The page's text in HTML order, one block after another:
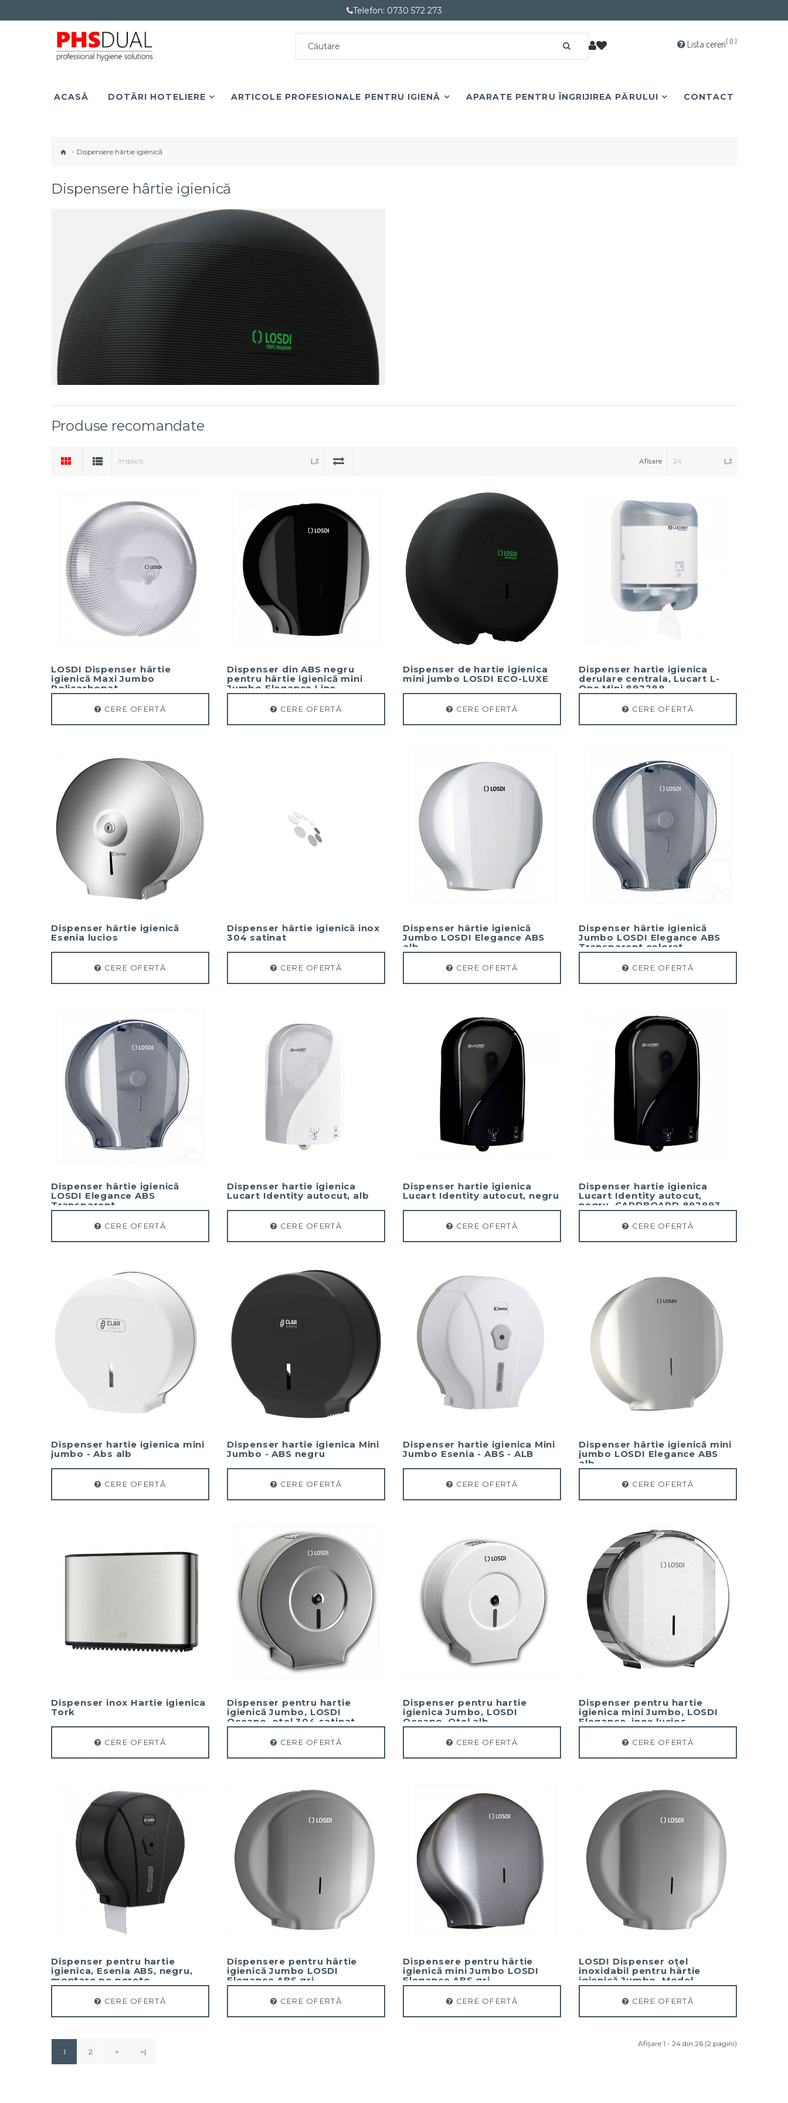
Telefon: 0730 572 273
Lista cereri( 0 )
ACASĂ DOTĂRI HOTELIERE ARTICOLE PROFESIONALE PENTRU IGIENĂ APARATE PENTRU ÎNGRIJIREA PĂRULUI CONTACT
Dispensere hârtie igienică
Dispensere hârtie igienică
Produse recomandate
Implicit Afisare 24
LOSDI Dispenser hârtie
igienică Maxi Jumbo
Policarbonat
CERE OFERTĂ
Dispenser din ABS negru
pentru hârtie igienică mini
Jumbo Elegance Line
CERE OFERTĂ
Dispenser de hartie igienica
mini jumbo LOSDI ECO-LUXE
CERE OFERTĂ
Dispenser hartie igienica
derulare centrala, Lucart L-
One Mini 892288
CERE OFERTĂ
Dispenser hârtie igienică
Esenia lucios
CERE OFERTĂ
Dispenser hârtie igienică inox
304 satinat
CERE OFERTĂ
Dispenser hârtie igienică
Jumbo LOSDI Elegance ABS
alb
CERE OFERTĂ
Dispenser hârtie igienică
Jumbo LOSDI Elegance ABS
Transparent colorat
CERE OFERTĂ
Dispenser hârtie igienică
LOSDI Elegance ABS
Transparent
CERE OFERTĂ
Dispenser hartie igienica
Lucart Identity autocut, alb
CERE OFERTĂ
Dispenser hartie igienica
Lucart Identity autocut, negru
CERE OFERTĂ
Dispenser hartie igienica
Lucart Identity autocut,
negru, CARDBOARD 892993
CERE OFERTĂ
Dispenser hartie igienica mini
jumbo - Abs alb
CERE OFERTĂ
Dispenser hartie igienica Mini
Jumbo - ABS negru
CERE OFERTĂ
Dispenser hartie igienica Mini
Jumbo Esenia - ABS - ALB
CERE OFERTĂ
Dispenser hârtie igienică mini
jumbo LOSDI Elegance ABS
alb
CERE OFERTĂ
Dispenser inox Hartie igienica
Tork
CERE OFERTĂ
Dispenser pentru hartie
igienică Jumbo, LOSDI
Oceano, oțel 304 satinat
CERE OFERTĂ
Dispenser pentru hartie
igienica Jumbo, LOSDI
Oceano, Otel alb
CERE OFERTĂ
Dispenser pentru hartie
igienica mini Jumbo, LOSDI
Elegance, inox lucios.
CERE OFERTĂ
Dispenser pentru hartie
igienica, Esenia ABS, negru,
montare pe perete
CERE OFERTĂ
Dispensere pentru hârtie
igienică Jumbo LOSDI
Elegance ABS gri
CERE OFERTĂ
Dispensere pentru hârtie
igienică mini Jumbo LOSDI
Elegance ABS gri
CERE OFERTĂ
LOSDI Dispenser oțel
inoxidabil pentru hârtie
igienică Jumbo. Model
Elegance
CERE OFERTĂ
1 2 > >|
Afişare 1 - 24 din 26 (2 pagini)